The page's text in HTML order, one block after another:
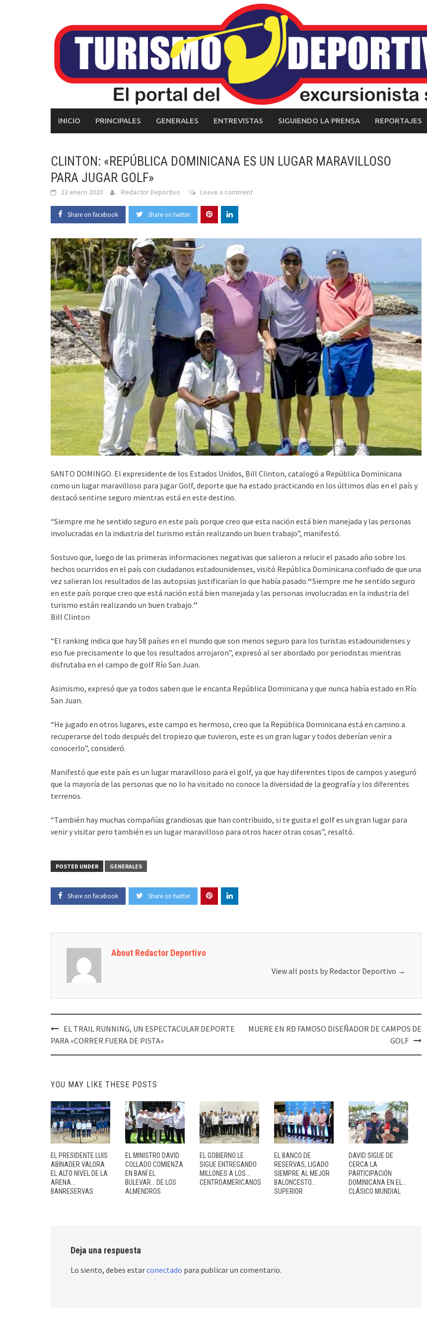
INICIO PRINCIPALES GENERALES ENTREVISTAS SIGUIENDO LA PRENSA REPORTAJES
CLINTON: «REPÚBLICA DOMINICANA ES UN LUGAR MARAVILLOSO
PARA JUGAR GOLF»
23 enero 2020 Redactor Deportivo Leave a comment
Share on facebook Share on twitter
SANTO DOMINGO. El expresidente de los Estados Unidos, Bill Clinton, catalogó a República Dominicana
como un lugar maravilloso para jugar Golf, deporte que ha estado practicando en los últimos días en el país y
destacó sentirse seguro mientras está en este destino.
“Siempre me he sentido seguro en este país porque creo que esta nación está bien manejada y las personas
involucradas en la industria del turismo están realizando un buen trabajo”, manifestó.
Sostuvo que, luego de las primeras informaciones negativas que salieron a relucir el pasado año sobre los
hechos ocurridos en el país con ciudadanos estadounidenses, visitó República Dominicana confiado de que una
vez salieran los resultados de las autopsias justificarían lo que había pasado.“Siempre me he sentido seguro
en este país porque creo que está nación está bien manejada y las personas involucradas en la industria del
turismo están realizando un buen trabajo.”
Bill Clinton
“El ranking indica que hay 58 países en el mundo que son menos seguro para los turistas estadounidenses y
eso fue precisamente lo que los resultados arrojaron”, expresó al ser abordado por periodistas mientras
disfrutaba en el campo de golf Río San Juan.
Asimismo, expresó que ya todos saben que le encanta República Dominicana y que nunca había estado en Río
San Juan.
“He jugado en otros lugares, este campo es hermoso, creo que la República Dominicana está en camino a
recuperarse del todo después del tropiezo que tuvieron, este es un gran lugar y todos deberían venir a
conocerlo”, consideró.
Manifestó que este país es un lugar maravilloso para el golf, ya que hay diferentes tipos de campos y aseguró
que la mayoría de las personas que no lo ha visitado no conoce la diversidad de la geografía y los diferentes
terrenos.
“También hay muchas compañías grandiosas que han contribuido, si te gusta el golf es un gran lugar para
venir y visitar pero también es un lugar maravilloso para otros hacer otras cosas”, resaltó.
POSTED UNDER GENERALES
Share on facebook Share on twitter
About Redactor Deportivo
View all posts by Redactor Deportivo →
Post
navigation
EL TRAIL RUNNING, UN ESPECTACULAR DEPORTE
PARA «CORRER FUERA DE PISTA»
MUERE EN RD FAMOSO DISEÑADOR DE CAMPOS DE
GOLF
YOU MAY LIKE THESE POSTS
EL PRESIDENTE LUIS
ABINADER VALORA
EL ALTO NIVEL DE LA
ARENA…
BANRESERVAS
EL MINISTRO DAVID
COLLADO COMIENZA
EN BANÍ EL
BULEVAR… DE LOS
ALMENDROS
EL GOBIERNO LE
SIGUE ENTREGANDO
MILLONES A LOS…
CENTROAMERICANOS
EL BANCO DE
RESERVAS, LIGADO
SIEMPRE AL MEJOR
BALONCESTO…
SUPERIOR
DAVID SIGUE DE
CERCA LA
PARTICIPACIÓN
DOMINICANA EN EL…
CLÁSICO MUNDIAL
Deja una respuesta
Lo siento, debes estarconectado para publicar un comentario.